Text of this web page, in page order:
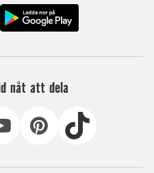
nåt att dela